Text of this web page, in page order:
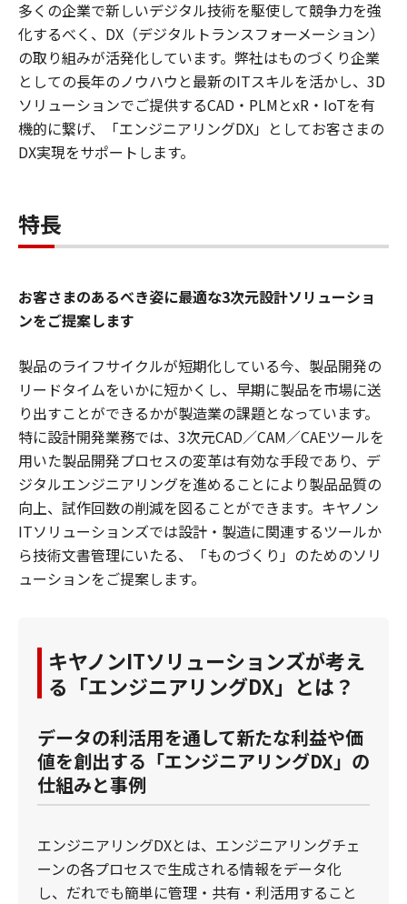
多くの企業で新しいデジタル技術を駆使して競争力を強
化するべく、DX（デジタルトランスフォーメーション）
の取り組みが活発化しています。弊社はものづくり企業
としての長年のノウハウと最新のITスキルを活かし、3D
ソリューションでご提供するCAD・PLMとxR・IoTを有
機的に繋げ、「エンジニアリングDX」としてお客さまの
DX実現をサポートします。
特長
お客さまのあるべき姿に最適な3次元設計ソリューショ
ンをご提案します
製品のライフサイクルが短期化している今、製品開発の
リードタイムをいかに短かくし、早期に製品を市場に送
り出すことができるかが製造業の課題となっています。
特に設計開発業務では、3次元CAD／CAM／CAEツールを
用いた製品開発プロセスの変革は有効な手段であり、デ
ジタルエンジニアリングを進めることにより製品品質の
向上、試作回数の削減を図ることができます。キヤノン
ITソリューションズでは設計・製造に関連するツールか
ら技術文書管理にいたる、「ものづくり」のためのソリ
ューションをご提案します。
キヤノンITソリューションズが考え
る「エンジニアリングDX」とは？
データの利活用を通して新たな利益や価
値を創出する「エンジニアリングDX」の
仕組みと事例
エンジニアリングDXとは、エンジニアリングチェ
ーンの各プロセスで生成される情報をデータ化
し、だれでも簡単に管理・共有・利活用すること